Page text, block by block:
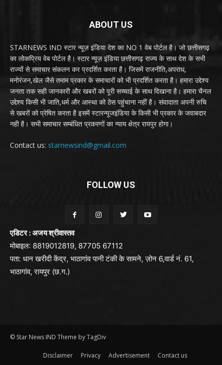
ABOUT US
STARNEWS IND स्टार न्यूज़ इंडिया देश का NO 1 वेब पोर्टल है। जो छत्तीसगढ़
का लोकप्रिय वेब पोर्टल है। स्टार न्यूज़ इंडिया छत्तीसगढ़ राज्य के साथ देश के सभी
राज्यों से समाचार संकलन कर प्रदर्शित करता है। जिसमें राजनीति,अपराध,
मनोरंजन,खेल जैसे तमाम प्रकार के समाचारों को भी प्रदर्शित करता है। हमारा उद्देश्य
जनता तक सही जानकारी और खबरों को पूरी सच्चाई के साथ दिखाना है। हमारा चैनल
उद्देश्य किसी भी जाति,धर्म और आस्था को ठेस पहुंचाना नहीं है। संवादाता अपनी रुचि
से खबरों को प्रेषित करता है इसमें स्टारन्यूजइंडिया के किसी भी प्रकार के जवाबदार
नही है। सभी समाचार सम्बंधित प्रकरणों का न्याय क्षेत्र रायपुर होगा।
Contact us: starnewsind@gmail.com
FOLLOW US
एडिटर : अजय श्रीवास्तव
मोबाइल: 8819012819, 87705 67112
पता: धान खरीदी केंद्र, भाठागांव पानी टंकी के सामने, ज़ोन 6,वार्ड नं. 61,
भाठागांव, रायपुर (छ.ग.)
© Star News IND Theme by TagDiv
Disclaimer Privacy Advertisement Contact us